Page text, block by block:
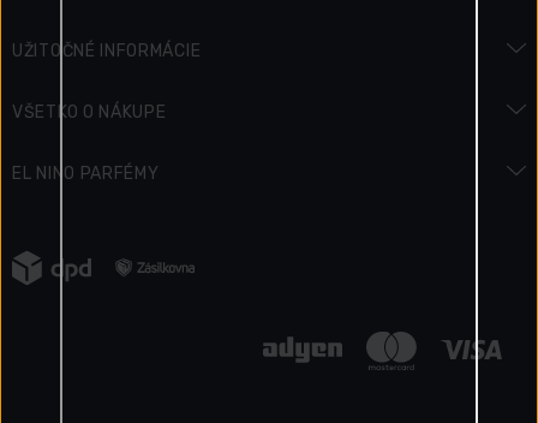
UŽITOČNÉ INFORMÁCIE
Sviatky & Akcie
Ako získavame recenzie
VŠETKO O NÁKUPE
Vrátenie
Reklamácia tovaru
EL NINO PARFÉMY
Napísali o nás